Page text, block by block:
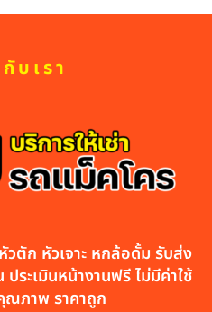
บเรา
วตัก หัวเจาะ หกล้อดั้ม รับส่ง
ระเมินหน้างานฟรี ไม่มีค่าใช้
ณภาพ ราคาถูก